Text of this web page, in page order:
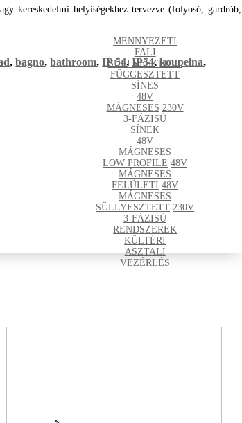
MENNYEZETI
FALI
SÜLLYESZTETT
FÜGGESZTETT
SÍNES
48V
MÁGNESES 230V
3-FÁZISÚ
SÍNEK
48V
MÁGNESES
LOW PROFILE 48V
MÁGNESES
FELÜLETI 48V
MÁGNESES
SÜLLYESZTETT 230V
3-FÁZISÚ
RENDSZEREK
KÜLTÉRI
ASZTALI
VEZÉRLÉS
kereskedelmi helyiségekhez tervezve (folyosó, gardrób,
,bagno,bathroom,IP 54,IP54,koupelna,